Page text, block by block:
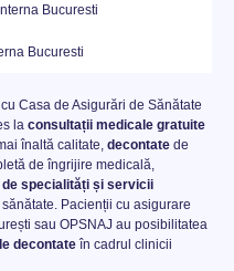
Bucuresti
Bucuresti
Casa de Asigurări de Sănătate
la consultații medicale gratuite
înaltă calitate, decontate de
de îngrijire medicală,
specialități și servicii
Pacienții cu asigurare
sau OPSNAJ au posibilitatea
decontate în cadrul clinicii